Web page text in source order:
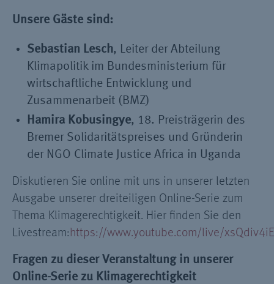
Unsere Gäste sind:
Sebastian Lesch, Leiter der Abteilung
Klimapolitik im Bundesministerium für
wirtschaftliche Entwicklung und
Zusammenarbeit (BMZ)
Hamira Kobusingye, 18. Preisträgerin des
Bremer Solidaritätspreises und Gründerin
der NGO Climate Justice Africa in Uganda
Diskutieren Sie online mit uns in unserer letzten
Ausgabe unserer dreiteiligen Online-Serie zum
Thema Klimagerechtigkeit. Hier finden Sie den
Livestream: https://www.youtube.com/live/
Fragen zu dieser Veranstaltung in unserer
Online-Serie zu Klimagerechtigkeit